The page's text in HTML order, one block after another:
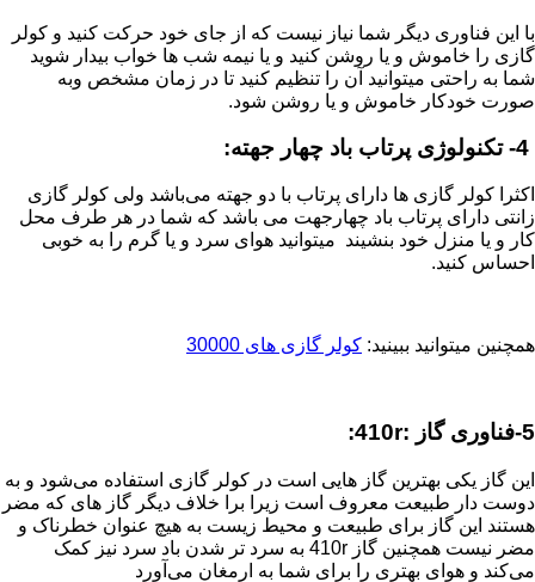
با این فناوری دیگر شما نیاز نیست که از جای خود حرکت کنید و کولر
گازی را خاموش و یا روشن کنید و یا نیمه شب ها خواب بیدار شوید
شما به راحتی میتوانید آن را تنظیم کنید تا در زمان مشخص وبه
صورت خودکار خاموش و یا روشن شود.
اکثرا کولر گازی ها دارای پرتاب با دو جهته می‌باشد ولی کولر گازی
زانتی دارای پرتاب باد چهارجهت می‌ باشد که شما در هر طرف محل
کار و یا منزل خود بنشیند میتوانید هوای سرد و یا گرم را به خوبی
احساس کنید.
همچنین میتوانید ببینید: کولر گازی های 30000
5-فناوری گاز :410r:
این گاز یکی بهترین گاز هایی است در کولر گازی استفاده می‌شود و به
دوست دار طبیعت معروف است زیرا برا خلاف دیگر گاز های که مضر
هستند این گاز برای طبیعت و محیط زیست به هیچ عنوان خطرناک و
مضر نیست همچنین گاز 410r به سرد تر شدن باد سرد نیز کمک
می‌کند و هوای بهتری را برای شما به ارمغان می‌آورد